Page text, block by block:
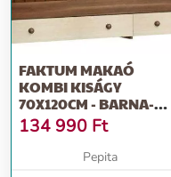
FAKTUM MAKAÓ
KOMBI KISÁGY
70X120CM - BARNA-
BÉZS
134 990 Ft
Pepita